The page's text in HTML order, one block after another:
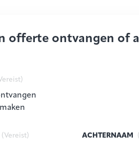
offerte ontvangen of
(Vereist) ACHTERNAAM